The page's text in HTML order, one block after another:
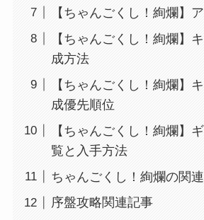
【ちゃんごくし！絢爛】
【ちゃんごくし！絢爛】
成方法
【ちゃんごくし！絢爛】
成優先順位
【ちゃんごくし！絢爛】
覧と入手方法
ちゃんごくし！絢爛の関
序盤攻略関連記事